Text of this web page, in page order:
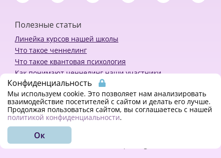
Полезные статьи
Линейка курсов нашей школы
Что такое ченнелинг
Что такое квантовая психология
Как понимают ченнелинг наши участники
Политика конфиденциальности
Закажи ченнелинг
© 2018 - 2023 Kvreal2018 | All rights reserved.
Конфиденциальность
Мы используем cookie. Это позволяет нам анализировать
взаимодействие посетителей с сайтом и делать его лучше.
Продолжая пользоваться сайтом, вы соглашаетесь с нашей
политикой конфиденциальности.
Ок